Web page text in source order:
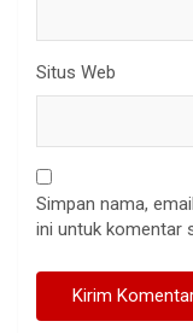
Situs Web
Simpan nama,
ini untuk komentar